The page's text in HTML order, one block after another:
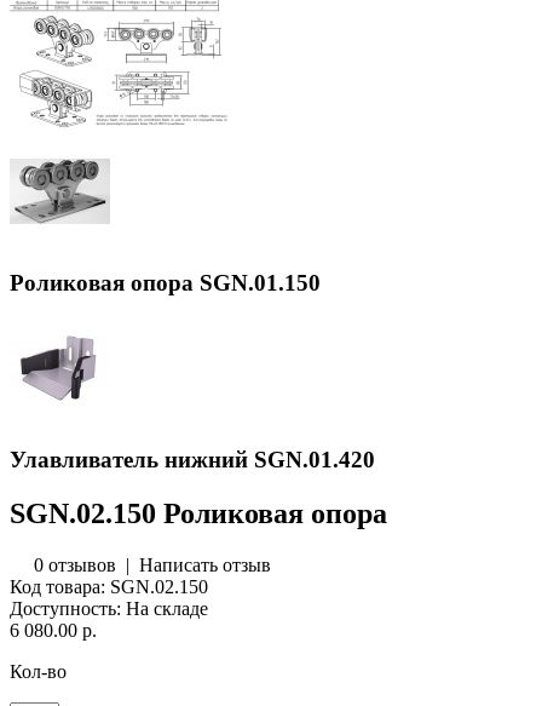
Роликовая опора SGN.01.150
Улавливатель нижний SGN.01.420
SGN.02.150 Роликовая опора
0 отзывов | Написать отзыв
Код товара: SGN.02.150
Доступность: На складе
6 080.00 р.
Кол-во